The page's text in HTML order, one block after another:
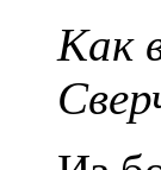
Как